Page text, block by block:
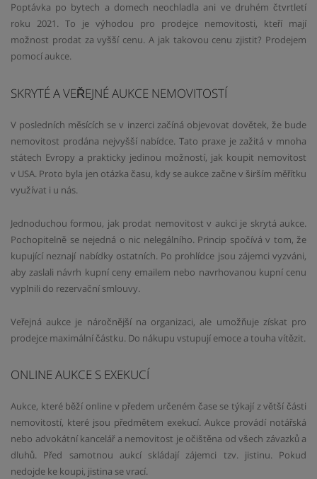
Poptávka po bytech a domech neochladla ani ve druhém čtvrtletí
roku 2021. To je výhodou pro prodejce nemovitosti, kteří mají
možnost prodat za vyšší cenu. A jak takovou cenu zjistit? Prodejem
pomocí aukce.
SKRYTÉ A VEŘEJNÉ AUKCE NEMOVITOSTÍ
V posledních měsících se v inzerci začíná objevovat dovětek, že bude
nemovitost prodána nejvyšší nabídce. Tato praxe je zažitá v mnoha
státech Evropy a prakticky jedinou možností, jak koupit nemovitost
v USA. Proto byla jen otázka času, kdy se aukce začne v širším měřítku
využívat i u nás.
Jednoduchou formou, jak prodat nemovitost v aukci je skrytá aukce.
Pochopitelně se nejedná o nic nelegálního. Princip spočívá v tom, že
kupující neznají nabídky ostatních. Po prohlídce jsou zájemci vyzváni,
aby zaslali návrh kupní ceny emailem nebo navrhovanou kupní cenu
vyplnili do rezervační smlouvy.
Veřejná aukce je náročnější na organizaci, ale umožňuje získat pro
prodejce maximální částku. Do nákupu vstupují emoce a touha vítězit.
ONLINE AUKCE S EXEKUCÍ
Aukce, které běží online v předem určeném čase se týkají z větší části
nemovitostí, které jsou předmětem exekucí. Aukce provádí notářská
nebo advokátní kancelář a nemovitost je očištěna od všech závazků a
dluhů. Před samotnou aukcí skládají zájemci tzv. jistinu. Pokud
nedojde ke koupi, jistina se vrací.